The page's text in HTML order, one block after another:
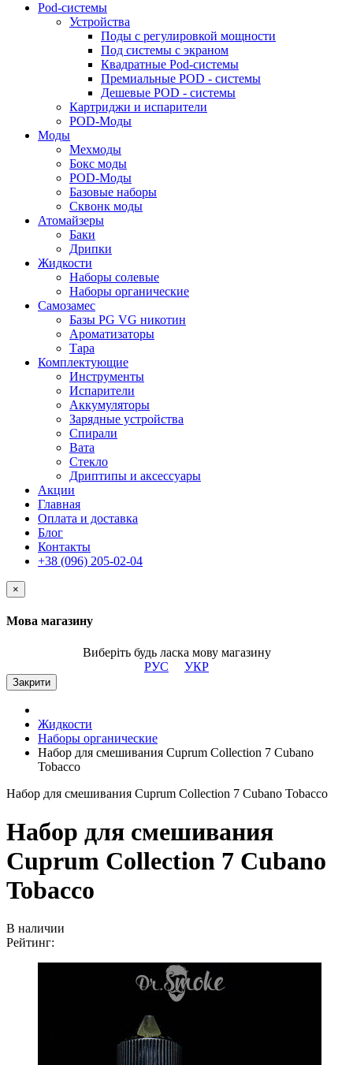
Pod-системы
Устройства
Поды с регулировкой мощности
Под системы с экраном
Квадратные Pod-системы
Премиальные POD - системы
Дешевые POD - системы
Картриджи и испарители
POD-Моды
Моды
Мехмоды
Бокс моды
POD-Моды
Базовые наборы
Сквонк моды
Атомайзеры
Баки
Дрипки
Жидкости
Наборы солевые
Наборы органические
Самозамес
Базы PG VG никотин
Ароматизаторы
Тара
Комплектующие
Инструменты
Испарители
Аккумуляторы
Зарядные устройства
Спирали
Вата
Стекло
Дриптипы и аксессуары
Акции
Главная
Оплата и доставка
Блог
Контакты
+38 (096) 205-02-04
×
Мова магазину
Виберіть будь ласка мову магазину
РУС
УКР
Закрити
Жидкости
Наборы органические
Набор для смешивания Cuprum Collection 7 Cubano
Tobacco
Набор для смешивания Cuprum Collection 7 Cubano Tobacco
Набор для смешивания
Cuprum Collection 7 Cubano
Tobacco
В наличии
Рейтинг: